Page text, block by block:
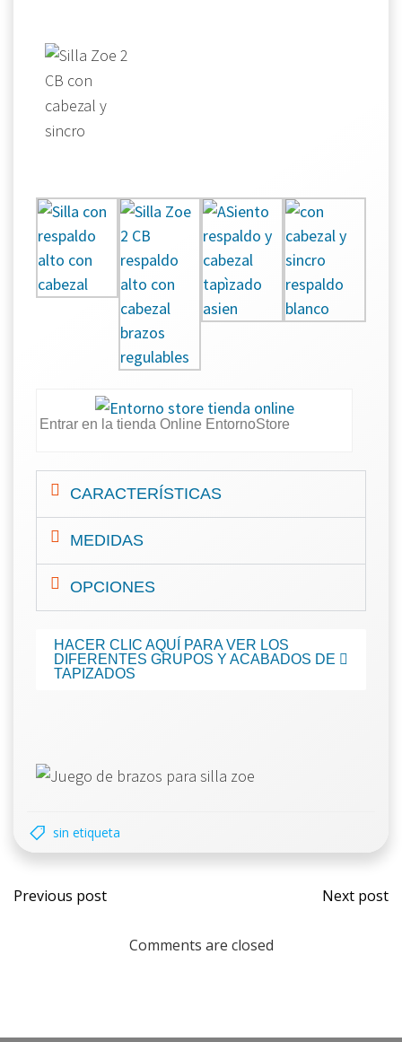
Entrar en la tienda Online EntornoStore
CARACTERÍSTICAS
MEDIDAS
OPCIONES
HACER CLIC AQUÍ PARA VER LOS
DIFERENTES GRUPOS Y ACABADOS DE
TAPIZADOS
sin etiqueta
Previous post Next post
Comments are closed